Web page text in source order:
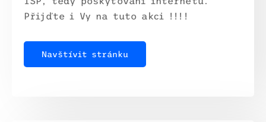
Přijďte i Vy na tuto akci !!!!
Navštívit stránku